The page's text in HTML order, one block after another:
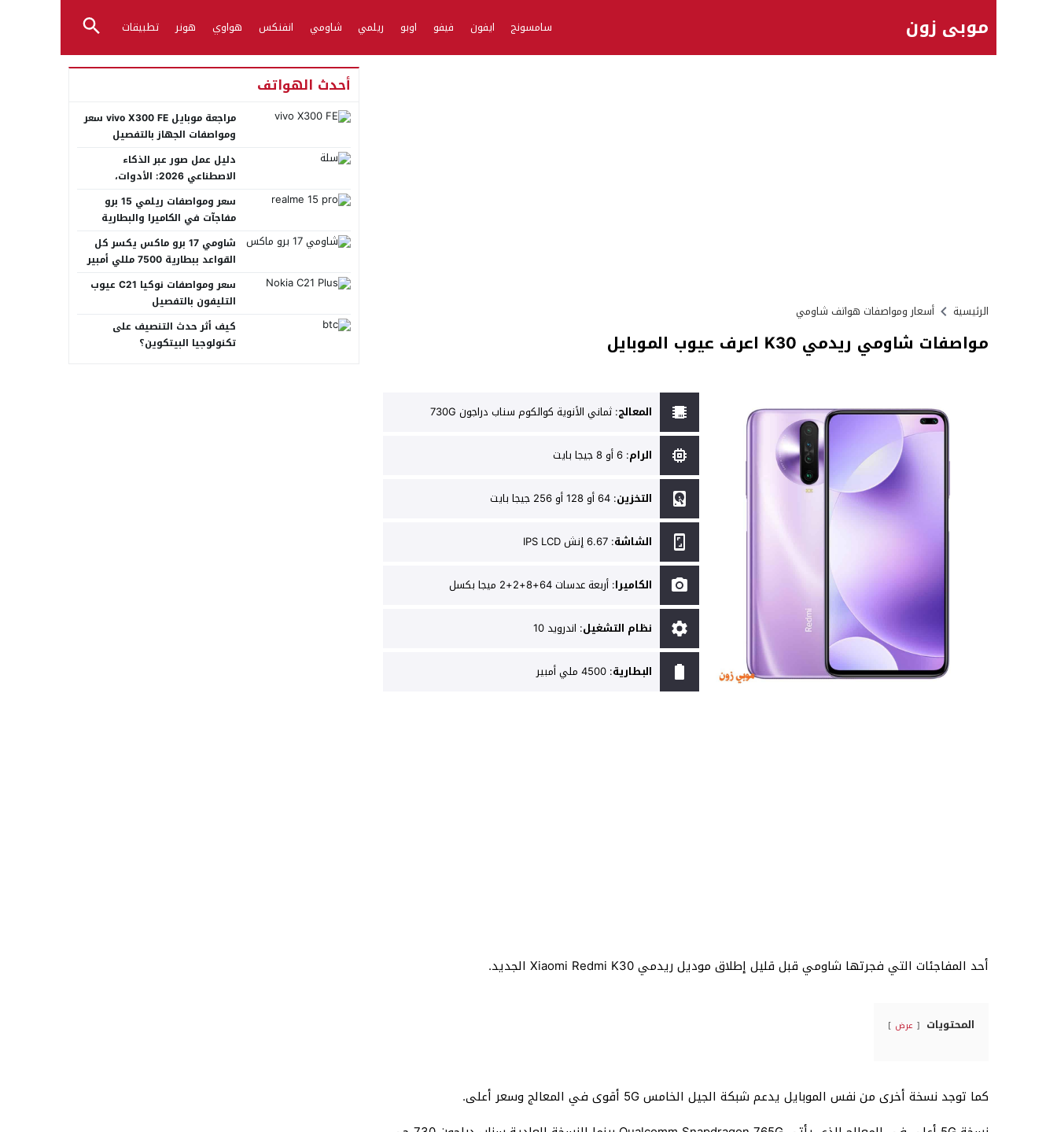
موبي زون سامسونج ايفون فيفو اوبو ريلمي شاومي انفنكس هواوي هونر تطبيقات
الرئيسية أسعار ومواصفات هواتف شاومي
مواصفات شاومي ريدمي K30 اعرف عيوب الموبايل
المعالج: ثماني الأنوية كوالكوم سناب دراجون 730G
الرام: 6 أو 8 جيجا بايت
التخزين: 64 أو 128 أو 256 جيجا بايت
الشاشة: 6.67 إنش IPS LCD
الكاميرا: أربعة عدسات 64+8+2+2 ميجا بكسل
نظام التشغيل: اندرويد 10
البطارية: 4500 ملي أمبير
أحد المفاجئات التي فجرتها شاومي قبل قليل إطلاق موديل ريدمي Xiaomi Redmi K30 الجديد.
المحتويات عرض
كما توجد نسخة أخرى من نفس الموبايل يدعم شبكة الجيل الخامس 5G أقوى في المعالج وسعر أعلى.
أحدث الهواتف
مراجعة موبايل vivo X300 FE سعر
ومواصفات الجهاز بالتفصيل
دليل عمل صور عبر الذكاء
الاصطناعي 2026: الأدوات،
سعر ومواصفات ريلمي 15 برو
مفاجآت في الكاميرا والبطارية
شاومي 17 برو ماكس يكسر كل
القواعد ببطارية 7500 مللي أمبير
سعر ومواصفات نوكيا C21 عيوب
التليفون بالتفصيل
كيف أثر حدث التنصيف على
تكنولوجيا البيتكوين؟